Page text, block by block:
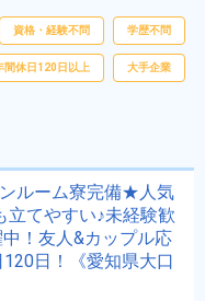
資格・経験不問 学歴不問
間休日120日以上 大手企業
ルーム寮完備★人気
立てやすい♪未経験歓
！友人&カップル応
日！《愛知県大口